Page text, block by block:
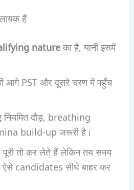
हैं
natureका है, यानी इसमें
आगे PST और दूसरे चरण में पहुँच
नियमित दौड़, breathing
build-up जरूरी है।
पूरी तो कर लेते हैं लेकिन तय समय
candidates सीधे बाहर कर